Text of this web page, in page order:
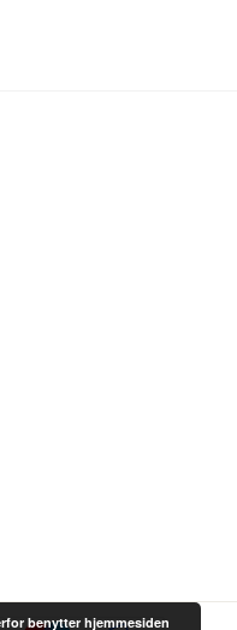
benytter hjemmesiden